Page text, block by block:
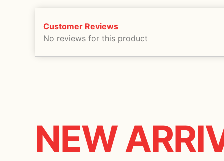
Customer Reviews
No reviews for this product
NEW